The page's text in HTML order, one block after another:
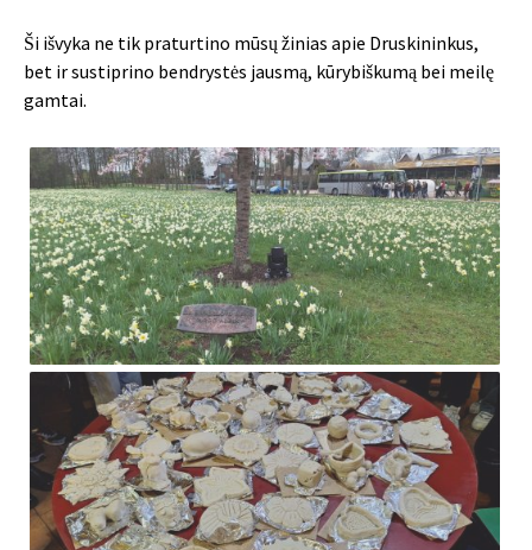
Ši išvyka ne tik praturtino mūsų žinias apie Druskininkus,
bet ir sustiprino bendrystės jausmą, kūrybiškumą bei meilę
gamtai.